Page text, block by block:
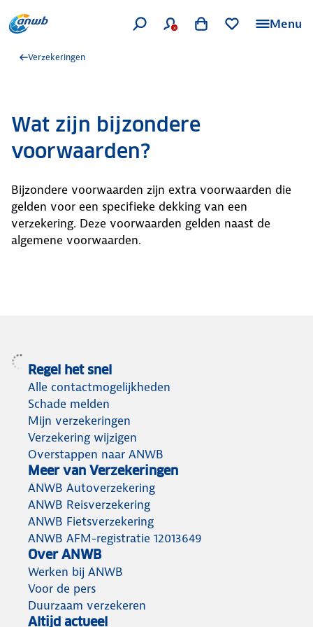
Menu
Verzekeringen
Wat zijn bijzondere
voorwaarden?
Bijzondere voorwaarden zijn extra voorwaarden die
gelden voor een specifieke dekking van een
verzekering. Deze voorwaarden gelden naast de
algemene voorwaarden.
Regel het snel
Alle contactmogelijkheden
Schade melden
Mijn verzekeringen
Verzekering wijzigen
Overstappen naar ANWB
Meer van Verzekeringen
ANWB Autoverzekering
ANWB Reisverzekering
ANWB Fietsverzekering
ANWB AFM-registratie 12013649
Over ANWB
Werken bij ANWB
Voor de pers
Duurzaam verzekeren
Altijd actueel